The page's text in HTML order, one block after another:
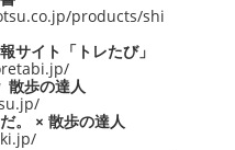
products/shi
サイト「トレたび」
散歩の達人
。 × 散歩の達人